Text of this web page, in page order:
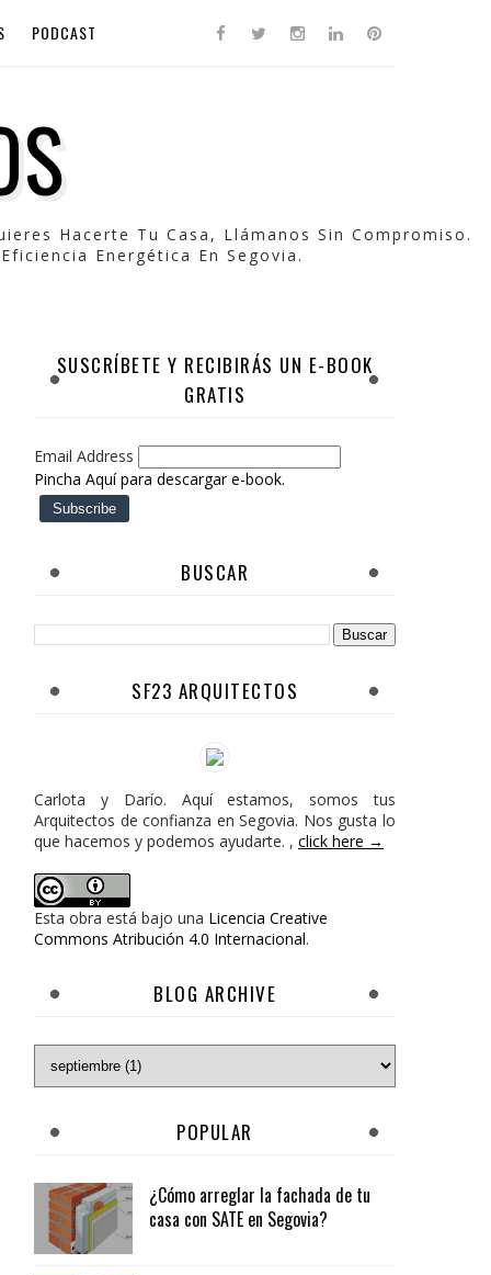
PODCAST
Hacerte Tu Casa, Llámanos Sin Compromiso.
Energética En Segovia.
SUSCRÍBETE Y RECIBIRÁS UN E-BOOK
GRATIS
Email Address
Pincha Aquí para descargar e-book.
BUSCAR
SF23 ARQUITECTOS
Carlota y Darío. Aquí estamos, somos tus
Arquitectos de confianza en Segovia. Nos gusta lo
que hacemos y podemos ayudarte. , click here →
Esta obra está bajo una Licencia Creative
Commons Atribución 4.0 Internacional.
BLOG ARCHIVE
POPULAR
¿Cómo arreglar la fachada de tu
casa con SATE en Segovia?